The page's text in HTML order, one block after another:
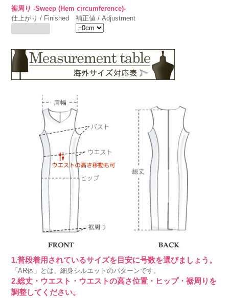
裾周り -Sweep (Hem circumference)-
仕上がり / Finished
補正値 / Adjustment
1.普段着用されているサイズを目安に号数を選びましょう。
「AR体」とは、細身シルエットのパターンです。
2.総丈・ウエスト・ウエストの高さ位置・ヒップ・裾周りを
調整してください。